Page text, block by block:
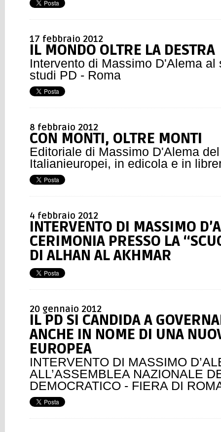
17 febbraio 2012
IL MONDO OLTRE LA DESTRA
Intervento di Massimo D'Alema al
studi PD - Roma
8 febbraio 2012
CON MONTI, OLTRE MONTI
Editoriale di Massimo D'Alema
Italianieuropei, in edicola e in
4 febbraio 2012
INTERVENTO DI MASSIMO
CERIMONIA PRESSO LA
DI ALHAN AL AKHMAR
20 gennaio 2012
IL PD SI CANDIDA A
ANCHE IN NOME DI UNA
EUROPEA
INTERVENTO DI MASSIMO
ALL’ASSEMBLEA NAZIONALE
DEMOCRATICO - FIERA DI